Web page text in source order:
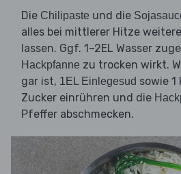
Die Chilipaste und die
alles bei mittlerer Hitze
lassen. Ggf. 1–2EL Wasser
Hackpfanne zu trocken wirkt.
gar ist, 1EL Einlegesud sowie
Zucker einrühren und die
Pfeffer abschmecken.